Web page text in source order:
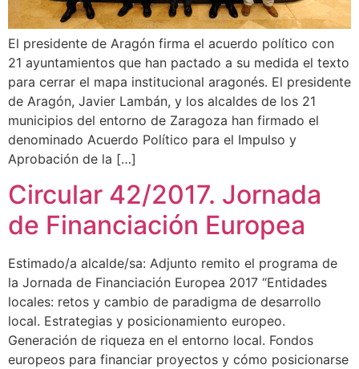
El presidente de Aragón firma el acuerdo político con
21 ayuntamientos que han pactado a su medida el texto
para cerrar el mapa institucional aragonés. El presidente
de Aragón, Javier Lambán, y los alcaldes de los 21
municipios del entorno de Zaragoza han firmado el
denominado Acuerdo Político para el Impulso y
Aprobación de la […]
Circular 42/2017. Jornada
de Financiación Europea
Estimado/a alcalde/sa: Adjunto remito el programa de
la Jornada de Financiación Europea 2017 “Entidades
locales: retos y cambio de paradigma de desarrollo
local. Estrategias y posicionamiento europeo.
Generación de riqueza en el entorno local. Fondos
europeos para financiar proyectos y cómo posicionarse